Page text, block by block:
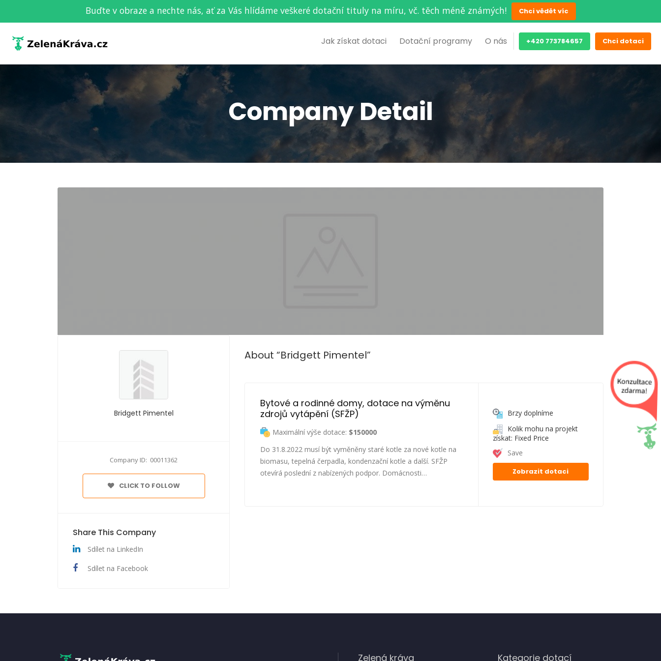
Buďte v obraze a nechte nás, ať za Vás hlídáme veškeré dotační tituly na míru, vč. těch méně známých! Chci vědět víc
Jak získat dotaci Dotační programy O nás +420 773784657 Chci dotaci
Company Detail
Bridgett Pimentel
Company ID: 00011362
CLICK TO FOLLOW
Share This Company
Sdílet na LinkedIn
Sdílet na Facebook
About “Bridgett Pimentel”
Bytové a rodinné domy, dotace na výměnu
zdrojů vytápění (SFŽP)
Maximální výše dotace: $150000
Do 31.8.2022 musí být vyměněny staré kotle za nové kotle na
biomasu, tepelná čerpadla, kondenzační kotle a další. SFŽP
otevírá poslední z nabízených podpor. Domácnosti…
Brzy doplníme
Kolik mohu na projekt
získat: Fixed Price
Save
Zobrazit dotaci
Zelená kráva Kategorie dotací